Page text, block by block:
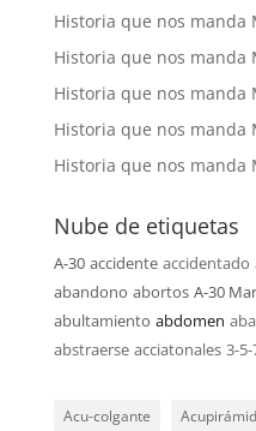
Historia que nos manda
Historia que nos manda
Historia que nos manda
Historia que nos manda
Historia que nos manda
Nube de etiquetas
A-30 accidente accidentado
abandono abortos A-30
abultamiento abdomen
abstraerse acciatonales 3-5-
Acu-colgante